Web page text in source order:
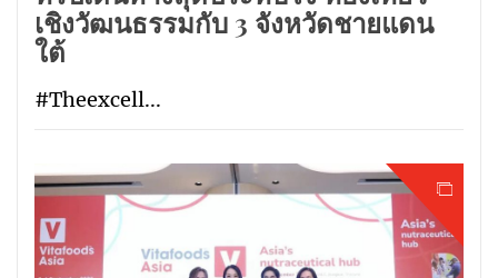
เชิงวัฒนธรรมกับ 3 จังหวัดชายแดน
ใต้
#Theexcell...